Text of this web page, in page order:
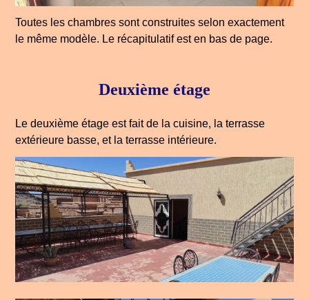
Toutes les chambres sont construites selon exactement
le même modèle. Le récapitulatif est en bas de page.
Deuxième étage
Le deuxième étage est fait de la cuisine, la terrasse
extérieure basse, et la terrasse intérieure.